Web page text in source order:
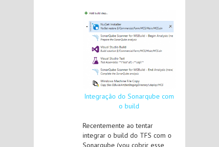
Integração do Sonarqube com
o build
Recentemente ao tentar
integrar o build do TFS com o
Sonarqube (vou cobrir esse